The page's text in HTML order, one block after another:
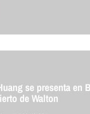
se presenta en
de Walton